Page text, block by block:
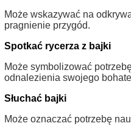
Może wskazywać na
pragnienie przygód.
Spotkać rycerza z bajki
Może symbolizować
odnalezienia swojego
Słuchać bajki
Może oznaczać potrzebę